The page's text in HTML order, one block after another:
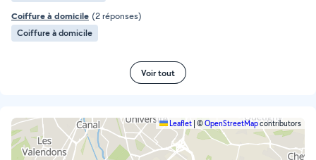
Coiffure à domicile (2 réponses)
Coiffure à domicile
Voir tout
Leaflet ©OpenStreetMapcontributors